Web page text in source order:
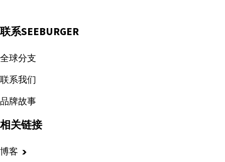
联系SEEBURGER
全球分支
联系我们
品牌故事
相关链接
博客